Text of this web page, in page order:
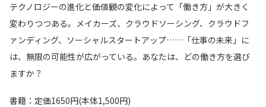
テクノロジーの進化と価値観の変化によって「働き方」が大きく
変わりつつある。メイカーズ、クラウドソーシング、クラウドフ
ァンディング、ソーシャルスタートアップ……「仕事の未来」に
は、無限の可能性が広がっている。あなたは、どの働き方を選び
ますか？
書籍：定価1650円(本体1,500円)